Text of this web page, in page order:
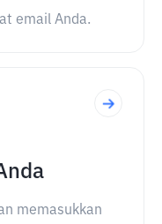
email Anda.
memasukkan